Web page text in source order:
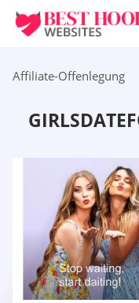
Affiliate-Offenlegung